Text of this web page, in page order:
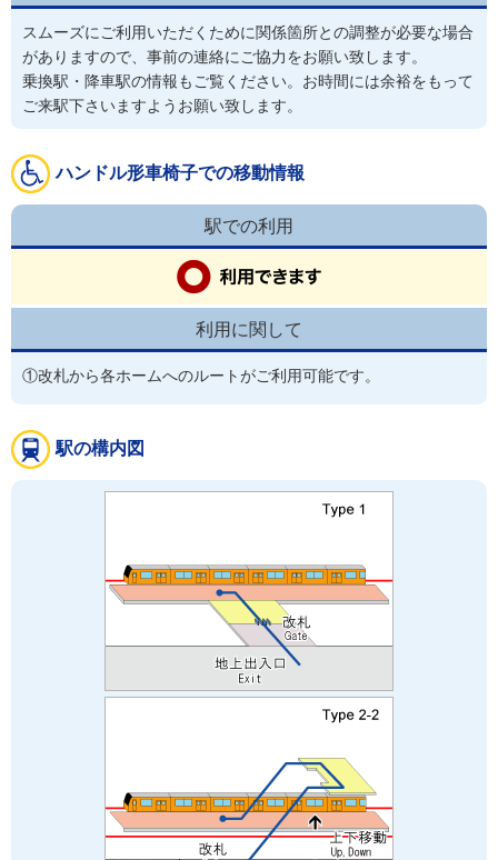
スムーズにご利用いただくために関係箇所との調整が必要な場合
がありますので、事前の連絡にご協力をお願い致します。
乗換駅・降車駅の情報もご覧ください。お時間には余裕をもって
ご来駅下さいますようお願い致します。
ハンドル形車椅子での移動情報
駅での利用
利用に関して
①改札から各ホームへのルートがご利用可能です。
駅の構内図